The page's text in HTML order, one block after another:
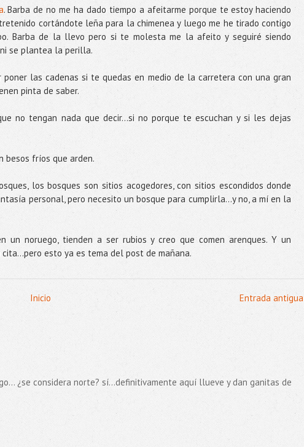
. Barba de no me ha dado tiempo a afeitarme porque te estoy haciendo
cortándote leña para la chimenea y luego me he tirado contigo
Barba de la llevo pero si te molesta me la afeito y seguiré siendo
se plantea la perilla.
las cadenas si te quedas en medio de la carretera con una gran
pinta de saber.
no tengan nada que decir...si no porque te escuchan y si les dejas
besos fríos que arden.
los bosques son sitios acogedores, con sitios escondidos donde
personal, pero necesito un bosque para cumplirla...y no, a mí en la
un noruego, tienden a ser rubios y creo que comen arenques. Y un
esto ya es tema del post de mañana.
Entrada antigua
Inicio
¿se considera norte? sí...definitivamente aquí llueve y dan ganitas de